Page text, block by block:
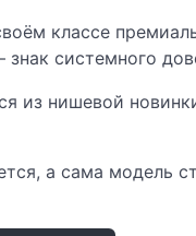
классе
системного
из нишевой
а сама модель